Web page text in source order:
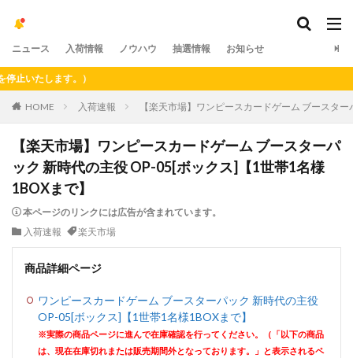
ニュース 入荷情報 ノウハウ 抽選情報 お知らせ
たします。）
HOME 入荷速報 【楽天市場】ワンピースカードゲーム ブースタ
【楽天市場】ワンピースカードゲーム ブースターパ
ック 新時代の主役 OP-05[ボックス]【1世帯1名様
1BOXまで】
本ページのリンクには広告が含まれています。
入荷速報
楽天市場
商品詳細ページ
ワンピースカードゲーム ブースターパック 新時代の主役
OP-05[ボックス]【1世帯1名様1BOXまで】
※実際の商品ページに進んで在庫確認を行ってください。（「以下の商品
は、現在在庫切れまたは販売期間外となっております。」と表示されるペ